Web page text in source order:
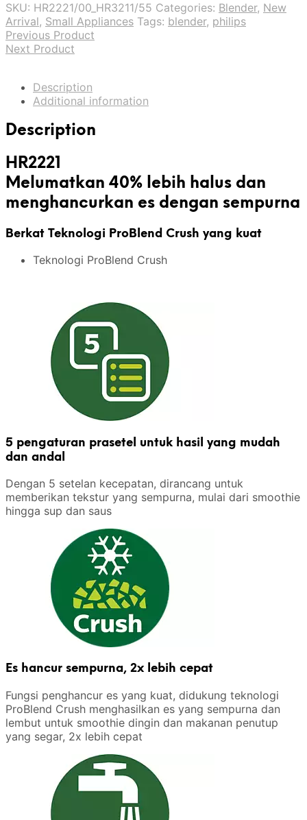
SKU: HR2221/00_HR3211/55 Categories: Blender, New
Arrival, Small Appliances Tags: blender, philips
Previous Product
Next Product
Description
Additional information
Description
HR2221
Melumatkan 40% lebih halus dan
menghancurkan es dengan sempurna
Berkat Teknologi ProBlend Crush yang kuat
Teknologi ProBlend Crush
5 pengaturan prasetel untuk hasil yang mudah
dan andal
Dengan 5 setelan kecepatan, dirancang untuk
memberikan tekstur yang sempurna, mulai dari smoothie
hingga sup dan saus
Es hancur sempurna, 2x lebih cepat
Fungsi penghancur es yang kuat, didukung teknologi
ProBlend Crush menghasilkan es yang sempurna dan
lembut untuk smoothie dingin dan makanan penutup
yang segar, 2x lebih cepat